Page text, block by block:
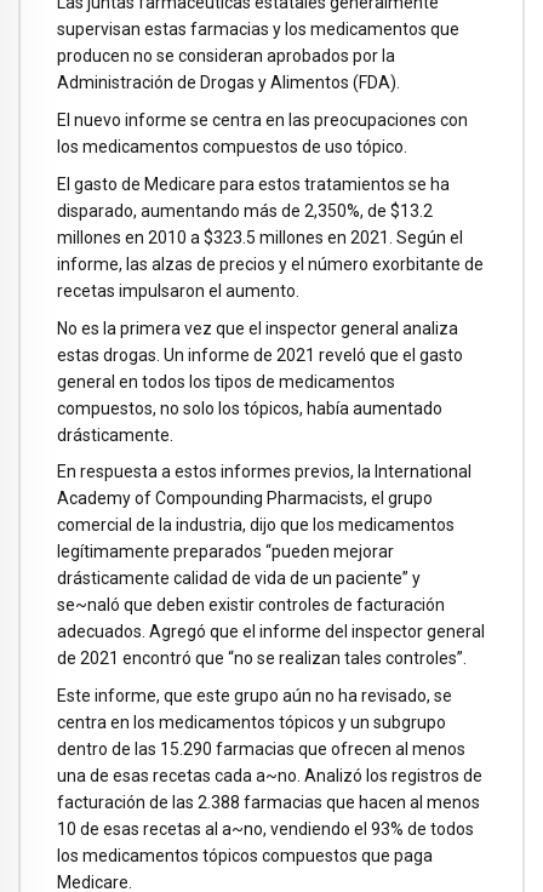
supervisan estas farmacias y los medicamentos que
producen no se consideran aprobados por la
Administración de Drogas y Alimentos (FDA).
El nuevo informe se centra en las preocupaciones con
los medicamentos compuestos de uso tópico.
El gasto de Medicare para estos tratamientos se ha
disparado, aumentando más de 2,350%, de $13.2
millones en 2010 a $323.5 millones en 2021. Según el
informe, las alzas de precios y el número exorbitante de
recetas impulsaron el aumento.
No es la primera vez que el inspector general analiza
estas drogas. Un informe de 2021 reveló que el gasto
general en todos los tipos de medicamentos
compuestos, no solo los tópicos, había aumentado
drásticamente.
En respuesta a estos informes previos, la International
Academy of Compounding Pharmacists, el grupo
comercial de la industria, dijo que los medicamentos
legítimamente preparados “pueden mejorar
drásticamente calidad de vida de un paciente” y
se~naló que deben existir controles de facturación
adecuados. Agregó que el informe del inspector general
de 2021 encontró que “no se realizan tales controles”.
Este informe, que este grupo aún no ha revisado, se
centra en los medicamentos tópicos y un subgrupo
dentro de las 15.290 farmacias que ofrecen al menos
una de esas recetas cada a~no. Analizó los registros de
facturación de las 2.388 farmacias que hacen al menos
10 de esas recetas al a~no, vendiendo el 93% de todos
los medicamentos tópicos compuestos que paga
Medicare.